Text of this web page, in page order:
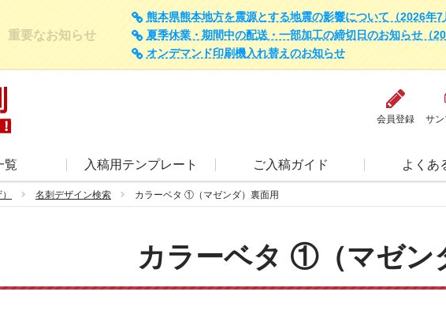
重要なお知らせ
熊本県熊本地方を震源とする地震の影響について（2026年7
夏季休業・期間中の配送・一部加工の締切日のお知らせ（
オンデマンド印刷機入れ替えのお知らせ
会員登録 サ
覧 入稿用テンプレート ご入稿ガイド よくあ
名刺デザイン検索 カラーベタ ①（マゼンダ）裏面用
カラーベタ ①（マゼン